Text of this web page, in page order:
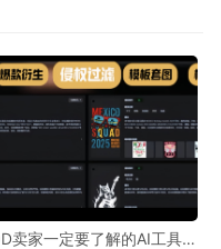
卖家一定要了解的AI工具，